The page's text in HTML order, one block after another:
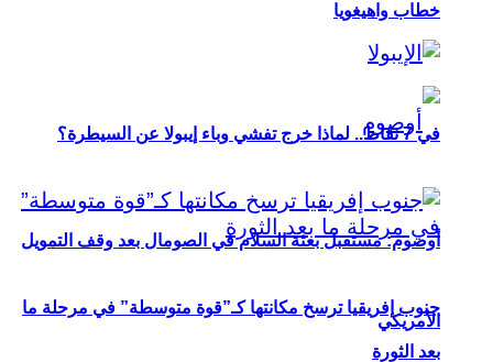
خطاب واهيغويا
أوصوم: مستقبل بعثة السلام في الصومال بعد وقف التمويل
الأمريكي
في 7 نقاط.. لماذا خرج تفشي وباء إيبولا عن السيطرة؟
جنوب إفريقيا ترسخ مكانتها كـ”قوة متوسطة” في مرحلة ما
بعد الثورة